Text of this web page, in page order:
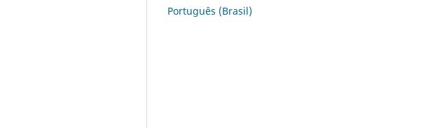
Português (Brasil)